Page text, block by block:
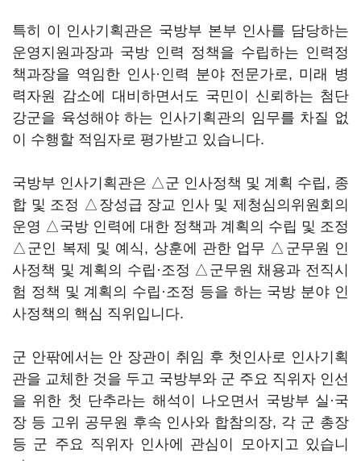
특히 이 인사기획관은 국방부 본부 인사를 담당하는
운영지원과장과 국방 인력 정책을 수립하는 인력정
책과장을 역임한 인사·인력 분야 전문가로, 미래 병
력자원 감소에 대비하면서도 국민이 신뢰하는 첨단
강군을 육성해야 하는 인사기획관의 임무를 차질 없
이 수행할 적임자로 평가받고 있습니다.
국방부 인사기획관은 △군 인사정책 및 계획 수립, 종
합 및 조정 △장성급 장교 인사 및 제청심의위원회의
운영 △국방 인력에 대한 정책과 계획의 수립 및 조정
△군인 복제 및 예식, 상훈에 관한 업무 △군무원 인
사정책 및 계획의 수립·조정 △군무원 채용과 전직시
험 정책 및 계획의 수립·조정 등을 하는 국방 분야 인
사정책의 핵심 직위입니다.
군 안팎에서는 안 장관이 취임 후 첫인사로 인사기획
관을 교체한 것을 두고 국방부와 군 주요 직위자 인선
을 위한 첫 단추라는 해석이 나오면서 국방부 실·국
장 등 고위 공무원 후속 인사와 합참의장, 각 군 총장
등 군 주요 직위자 인사에 관심이 모아지고 있습니